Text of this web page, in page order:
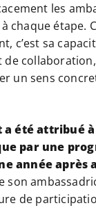
les
chaque étape.
c’est sa
de
un sens
été attribué
par une
année après
son
de